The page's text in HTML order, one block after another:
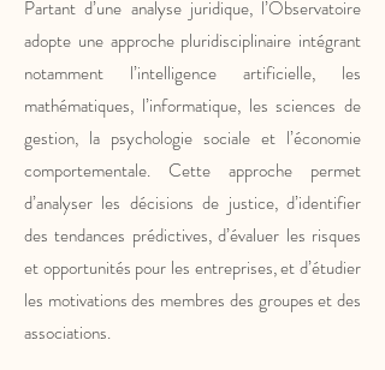
Partant d’une analyse juridique, l’Observatoire
adopte une approche pluridisciplinaire intégrant
notamment l’intelligence artificielle, les
mathématiques, l’informatique, les sciences de
gestion, la psychologie sociale et l’économie
comportementale. Cette approche permet
d’analyser les décisions de justice, d’identifier
des tendances prédictives, d’évaluer les risques
et opportunités pour les entreprises, et d’étudier
les motivations des membres des groupes et des
associations.